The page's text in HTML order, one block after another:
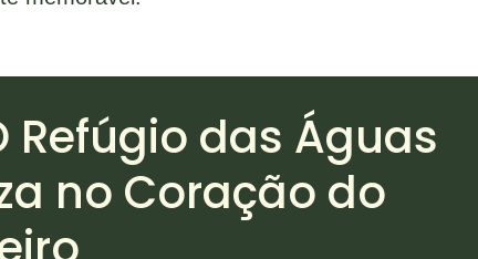
Refúgio das Águas
no Coração do